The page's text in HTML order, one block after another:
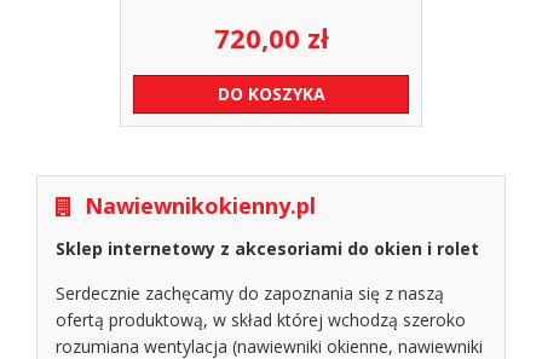
720,00 zł
DO KOSZYKA
Nawiewnikokienny.pl
Sklep internetowy z akcesoriami do okien i rolet
Serdecznie zachęcamy do zapoznania się z naszą
ofertą produktową, w skład której wchodzą szeroko
rozumiana wentylacja (nawiewniki okienne, nawiewniki